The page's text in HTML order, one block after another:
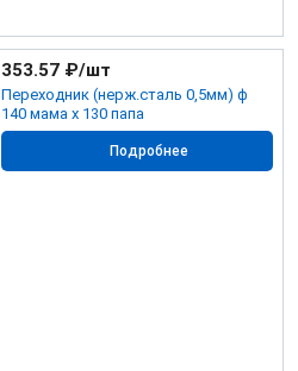
Переходник (нерж.сталь 0,5мм) ф
140 мама х 130 папа
353.57 ₽/шт
Подробнее